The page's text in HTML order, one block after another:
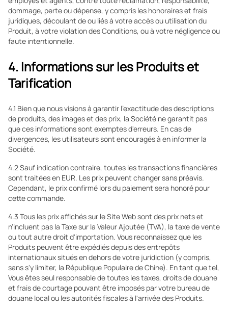
dommage, perte ou dépense, y compris les honoraires et frais
juridiques, découlant de ou liés à votre accès ou utilisation du
Produit, à votre violation des Conditions, ou à votre négligence ou
faute intentionnelle.
4. Informations sur les Produits et
Tarification
4.1 Bien que nous visions à garantir l'exactitude des descriptions
de produits, des images et des prix, la Société ne garantit pas
que ces informations sont exemptes d'erreurs. En cas de
divergences, les utilisateurs sont encouragés à en informer la
Société.
4.2 Sauf indication contraire, toutes les transactions financières
sont traitées en EUR. Les prix peuvent changer sans préavis.
Cependant, le prix confirmé lors du paiement sera honoré pour
cette commande.
4.3 Tous les prix affichés sur le Site Web sont des prix nets et
n'incluent pas la Taxe sur la Valeur Ajoutée (TVA), la taxe de vente
ou tout autre droit d'importation. Vous reconnaissez que les
Produits peuvent être expédiés depuis des entrepôts
internationaux situés en dehors de votre juridiction (y compris,
sans s'y limiter, la République Populaire de Chine). En tant que tel,
Vous êtes seul responsable de toutes les taxes, droits de douane
et frais de courtage pouvant être imposés par votre bureau de
douane local ou les autorités fiscales à l'arrivée des Produits.